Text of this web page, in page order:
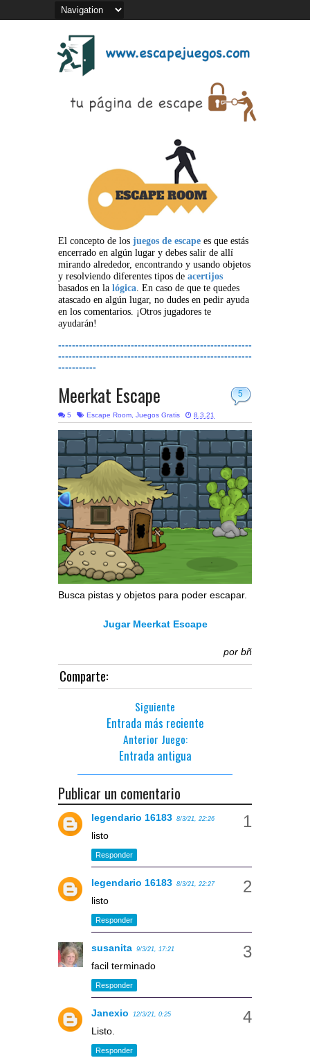
El concepto de los juegos de escape es que estás
encerrado en algún lugar y debes salir de allí
mirando alrededor, encontrando y usando objetos
y resolviendo diferentes tipos de acertijos
basados en la lógica. En caso de que te quedes
atascado en algún lugar, no dudes en pedir ayuda
en los comentarios. ¡Otros jugadores te
ayudarán!
--------------------------------------------------------
--------------------------------------------------------
-----------
5
Meerkat Escape
5 Escape Room, Juegos Gratis 8.3.21
Busca pistas y objetos para poder escapar.
Jugar Meerkat Escape
por bñ
Comparte:
Siguiente
Entrada más reciente
Anterior Juego:
Entrada antigua
Publicar un comentario
legendario 16183 8/3/21, 22:26
listo
Responder
legendario 16183 8/3/21, 22:27
listo
Responder
susanita 9/3/21, 17:21
facil terminado
Responder
Janexio 12/3/21, 0:25
Listo.
Responder